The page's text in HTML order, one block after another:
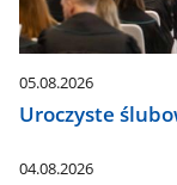
05.08.2026
Uroczyste
04.08.2026